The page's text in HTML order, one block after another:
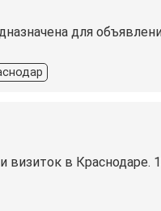
для
визиток в